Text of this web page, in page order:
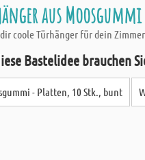
aus
coole Türhänger für dein
Bastelidee brauchen
- Platten, 10 Stk., bunt